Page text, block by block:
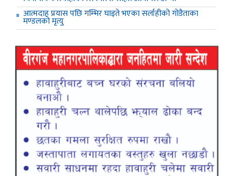
आत्मदाह प्रयास पछि गम्भिर घाइते भएका सर्लाहीको गोडैताका
मण्डलको मृत्यु